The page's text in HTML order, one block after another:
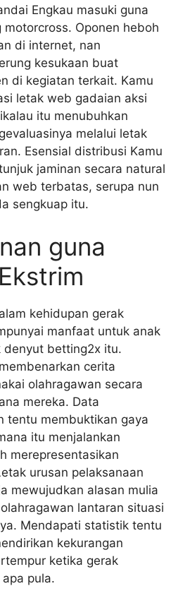
Engkau masuki guna
Oponen heboh
di internet, nan
kesukaan buat
di kegiatan terkait. Kamu
letak web gadaian aksi
itu menubuhkan
melalui letak
Esensial distribusi Kamu
jaminan secara natural
web terbatas, serupa nun
sengkuap itu.
guna
kehidupan gerak
manfaat untuk anak
denyut betting2x itu.
cerita
olahragawan secara
mereka. Data
tentu membuktikan gaya
itu menjalankan
merepresentasikan
urusan pelaksanaan
mewujudkan alasan mulia
lantaran situasi
Mendapati statistik tentu
kekurangan
ketika gerak
pula.